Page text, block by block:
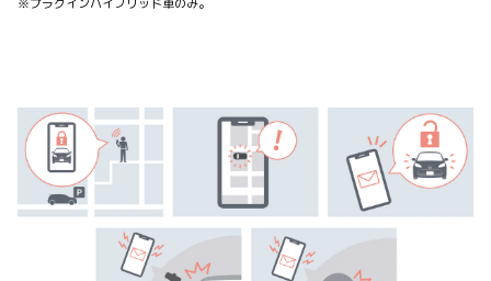
※プラグインハイブリッド車のみ。